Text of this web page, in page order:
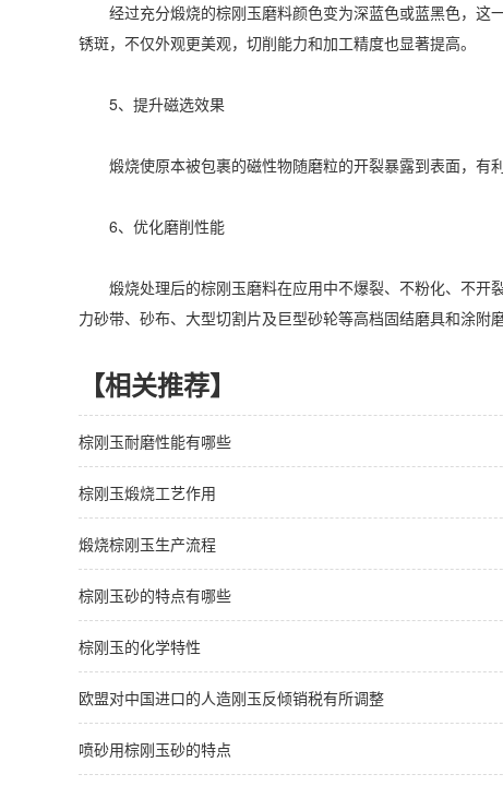
经过充分煅烧的棕刚玉磨料颜色变为深蓝色或蓝黑色，这
锈斑，不仅外观更美观，切削能力和加工精度也显著提高。
5、提升磁选效果‌
煅烧使原本被包裹的磁性物随磨粒的开裂暴露到表面，有
6、优化磨削性能‌
煅烧处理后的棕刚玉磨料在应用中不爆裂、不粉化、不开
力砂带、砂布、大型切割片及巨型砂轮等高档固结磨具和涂附磨
【相关推荐】
棕刚玉耐磨性能有哪些
棕刚玉煅烧工艺作用
煅烧棕刚玉生产流程
棕刚玉砂的特点有哪些
棕刚玉的化学特性
欧盟对中国进口的人造刚玉反倾销税有所调整
喷砂用棕刚玉砂的特点